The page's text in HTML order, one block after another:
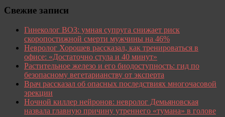
Свежие записи
Гинеколог ВОЗ: умная супруга снижает риск
скоропостижной смерти мужчины на 46%
Невролог Хорошев рассказал, как тренироваться в
офисе: «Достаточно стула и 40 минут»
Растительное железо и его биодоступность: гид по
безопасному вегетарианству от эксперта
Врач рассказал об опасных последствиях многочасовой
эрекции
Ночной киллер нейронов: невролог Демьяновская
назвала главную причину утреннего «тумана» в голове